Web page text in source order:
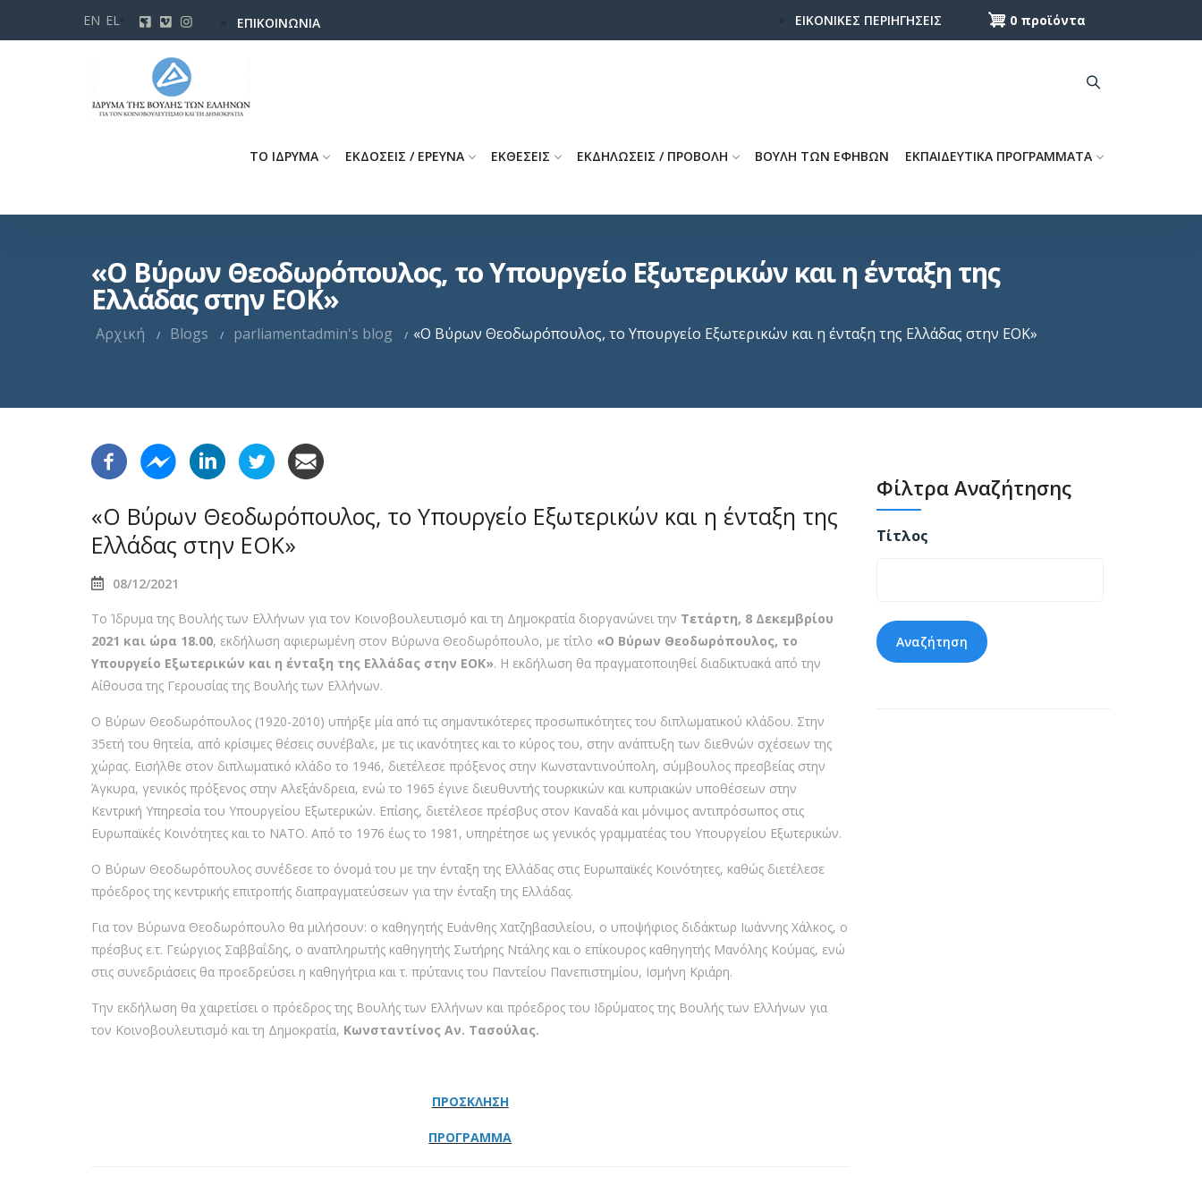
EN EL ΕΠΙΚΟΙΝΩΝΙΑ ΕΙΚΟΝΙΚΕΣ ΠΕΡΙΗΓΗΣΕΙΣ 0 προϊόντα
ΤΟ ΙΔΡΥΜΑ ΕΚΔΟΣΕΙΣ / ΕΡΕΥΝΑ ΕΚΘΕΣΕΙΣ ΕΚΔΗΛΩΣΕΙΣ / ΠΡΟΒΟΛΗ ΒΟΥΛΗ ΤΩΝ ΕΦΗΒΩΝ ΕΚΠΑΙΔΕΥΤΙΚΑ ΠΡΟΓΡΑΜΜΑΤΑ
«Ο Βύρων Θεοδωρόπουλος, το Υπουργείο Εξωτερικών και η ένταξη της
Ελλάδας στην ΕΟΚ»
Αρχική Blogs parliamentadmin's blog «Ο Βύρων Θεοδωρόπουλος, το Υπουργείο Εξωτερικών και η ένταξη της Ελλάδας στην ΕΟΚ»
«Ο Βύρων Θεοδωρόπουλος, το Υπουργείο Εξωτερικών και η ένταξη της
Ελλάδας στην ΕΟΚ»
08/12/2021
Το Ίδρυμα της Βουλής των Ελλήνων για τον Κοινοβουλευτισμό και τη Δημοκρατία διοργανώνει την Τετάρτη, 8 Δεκεμβρίου
2021 και ώρα 18.00, εκδήλωση αφιερωμένη στον Βύρωνα Θεοδωρόπουλο, με τίτλο «Ο Βύρων Θεοδωρόπουλος, το
Υπουργείο Εξωτερικών και η ένταξη της Ελλάδας στην ΕΟΚ». Η εκδήλωση θα πραγματοποιηθεί διαδικτυακά από την
Αίθουσα της Γερουσίας της Βουλής των Ελλήνων.
Ο Βύρων Θεοδωρόπουλος (1920-2010) υπήρξε μία από τις σημαντικότερες προσωπικότητες του διπλωματικού κλάδου. Στην
35ετή του θητεία, από κρίσιμες θέσεις συνέβαλε, με τις ικανότητες και το κύρος του, στην ανάπτυξη των διεθνών σχέσεων της
χώρας. Εισήλθε στον διπλωματικό κλάδο το 1946, διετέλεσε πρόξενος στην Κωνσταντινούπολη, σύμβουλος πρεσβείας στην
Άγκυρα, γενικός πρόξενος στην Αλεξάνδρεια, ενώ το 1965 έγινε διευθυντής τουρκικών και κυπριακών υποθέσεων στην
Κεντρική Υπηρεσία του Υπουργείου Εξωτερικών. Επίσης, διετέλεσε πρέσβυς στον Καναδά και μόνιμος αντιπρόσωπος στις
Ευρωπαϊκές Κοινότητες και το ΝΑΤO. Από το 1976 έως το 1981, υπηρέτησε ως γενικός γραμματέας του Υπουργείου Εξωτερικών.
Ο Βύρων Θεοδωρόπουλος συνέδεσε το όνομά του με την ένταξη της Ελλάδας στις Ευρωπαϊκές Κοινότητες, καθώς διετέλεσε
πρόεδρος της κεντρικής επιτροπής διαπραγματεύσεων για την ένταξη της Ελλάδας.
Για τον Βύρωνα Θεοδωρόπουλο θα μιλήσουν: ο καθηγητής Ευάνθης Χατζηβασιλείου, ο υποψήφιος διδάκτωρ Ιωάννης Χάλκος, ο
πρέσβυς ε.τ. Γεώργιος Σαββαΐδης, ο αναπληρωτής καθηγητής Σωτήρης Ντάλης και ο επίκουρος καθηγητής Μανόλης Κούμας, ενώ
στις συνεδριάσεις θα προεδρεύσει η καθηγήτρια και τ. πρύτανις του Παντείου Πανεπιστημίου, Ισμήνη Κριάρη.
Την εκδήλωση θα χαιρετίσει ο πρόεδρος της Βουλής των Ελλήνων και πρόεδρος του Ιδρύματος της Βουλής των Ελλήνων για
τον Κοινοβουλευτισμό και τη Δημοκρατία, Κωνσταντίνος Αν. Τασούλας.
ΠΡΟΣΚΛΗΣΗ
ΠΡΟΓΡΑΜΜΑ
Φίλτρα Αναζήτησης
Τίτλος